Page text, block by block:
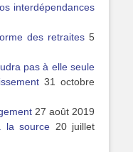
interdépendances
des retraites 5
pas à elle seule
31 octobre
27 août 2019
la source 20 juillet